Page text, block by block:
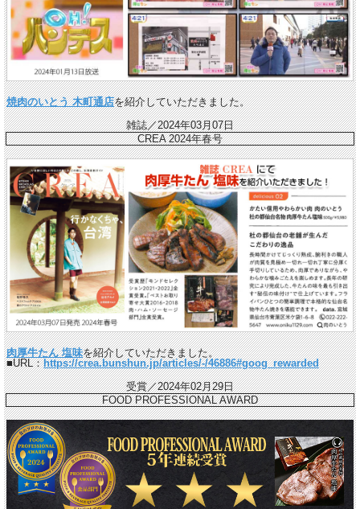
焼肉のいとう 木町通店を紹介していただきました。
雑誌／2024年03月07日
CREA 2024年春号
肉厚牛たん 塩味を紹介していただきました。
■URL：https://crea.bunshun.jp/articles/-/46886#goog_rewarded
受賞／2024年02月29日
FOOD PROFESSIONAL AWARD